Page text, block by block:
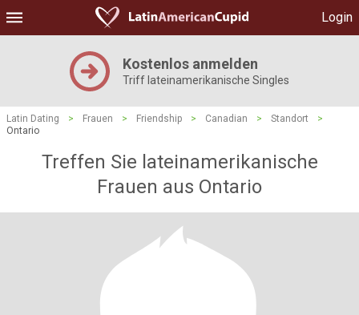
Login
Kostenlos anmelden
Triff lateinamerikanische Singles
Latin Dating > Frauen > Friendship > Canadian > Standort
>
Ontario
Treffen Sie lateinamerikanische
Frauen aus Ontario